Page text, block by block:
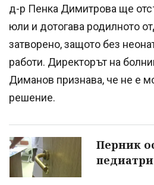
д-р Пенка Димитрова ще
юли и дотогава родилното
затворено, защото без
работи. Директорът на
Диманов признава, че не е
решение.
Перник
педиатри